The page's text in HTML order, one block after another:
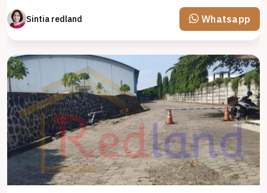
Sintia redland Whatsapp